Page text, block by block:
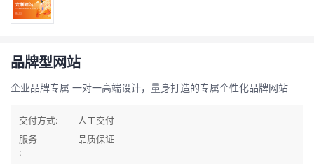
品牌型网站
企业品牌专属 一对一高端设计，量身打造的专属个性化品牌网站
交付方式:
人工交付
服务
:
品质保证